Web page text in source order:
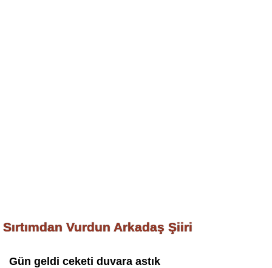
Sırtımdan Vurdun Arkadaş Şiiri
Gün geldi ceketi duvara astık